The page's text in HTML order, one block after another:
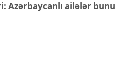
Azərbaycanlı ailələr bunu